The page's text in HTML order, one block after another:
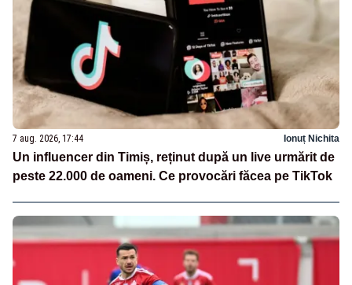
7 aug. 2026, 17:44 Ionuț Nichita
Un influencer din Timiș, reținut după un live urmărit de
peste 22.000 de oameni. Ce provocări făcea pe TikTok